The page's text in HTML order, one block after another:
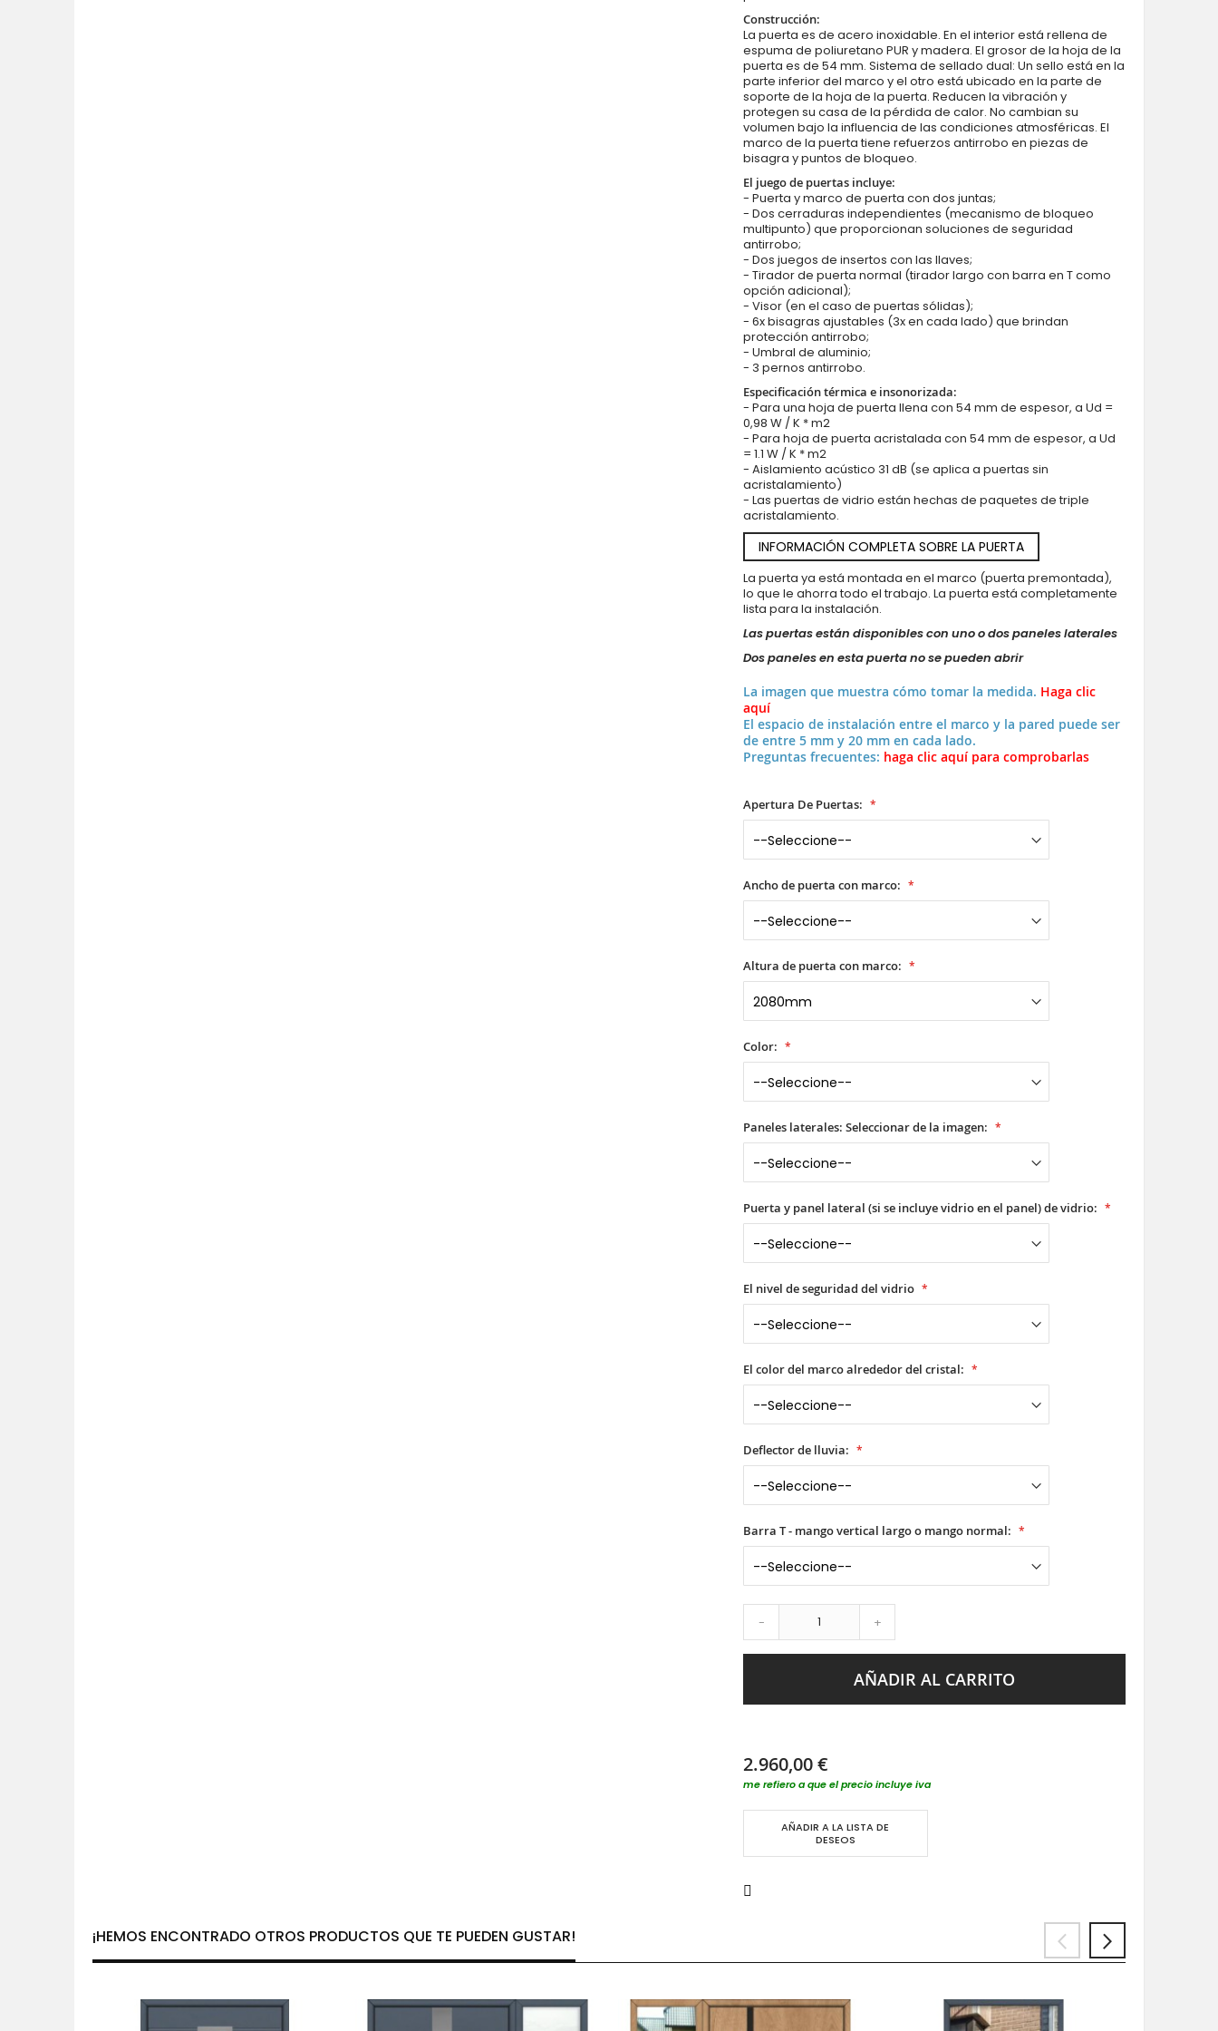
Construcción:
La puerta es de acero inoxidable. En el interior está rellena de
espuma de poliuretano PUR y madera. El grosor de la hoja de la
puerta es de 54 mm. Sistema de sellado dual: Un sello está en la
parte inferior del marco y el otro está ubicado en la parte de
soporte de la hoja de la puerta. Reducen la vibración y
protegen su casa de la pérdida de calor. No cambian su
volumen bajo la influencia de las condiciones atmosféricas. El
marco de la puerta tiene refuerzos antirrobo en piezas de
bisagra y puntos de bloqueo.
El juego de puertas incluye:
- Puerta y marco de puerta con dos juntas;
- Dos cerraduras independientes (mecanismo de bloqueo
multipunto) que proporcionan soluciones de seguridad
antirrobo;
- Dos juegos de insertos con las llaves;
- Tirador de puerta normal (tirador largo con barra en T como
opción adicional);
- Visor (en el caso de puertas sólidas);
- 6x bisagras ajustables (3x en cada lado) que brindan
protección antirrobo;
- Umbral de aluminio;
- 3 pernos antirrobo.
Especificación térmica e insonorizada:
- Para una hoja de puerta llena con 54 mm de espesor, a Ud =
0,98 W / K * m2
- Para hoja de puerta acristalada con 54 mm de espesor, a Ud
= 1.1 W / K * m2
- Aislamiento acústico 31 dB (se aplica a puertas sin
acristalamiento)
- Las puertas de vidrio están hechas de paquetes de triple
acristalamiento.
INFORMACIÓN COMPLETA SOBRE LA PUERTA
La puerta ya está montada en el marco (puerta premontada),
lo que le ahorra todo el trabajo. La puerta está completamente
lista para la instalación.
Las puertas están disponibles con uno o dos paneles laterales
Dos paneles en esta puerta no se pueden abrir
La imagen que muestra cómo tomar la medida. Haga clic
aquí
El espacio de instalación entre el marco y la pared puede ser
de entre 5 mm y 20 mm en cada lado.
Preguntas frecuentes: haga clic aquí para comprobarlas
Apertura De Puertas:
Ancho de puerta con marco:
Altura de puerta con marco:
Color:
Paneles laterales: Seleccionar de la imagen:
Puerta y panel lateral (si se incluye vidrio en el panel) de vidrio:
El nivel de seguridad del vidrio
El color del marco alrededor del cristal:
Deflector de lluvia:
Barra T - mango vertical largo o mango normal:
- +
AÑADIR AL CARRITO
2.960,00 €
me refiero a que el precio incluye iva
AÑADIR A LA LISTA DE
DESEOS
¡HEMOS ENCONTRADO OTROS PRODUCTOS QUE TE PUEDEN GUSTAR!